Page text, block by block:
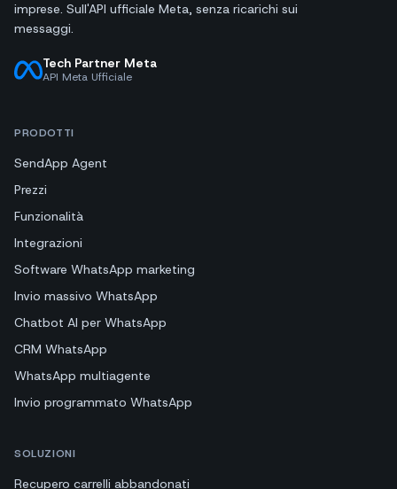
imprese. Sull'API ufficiale Meta, senza ricarichi sui
messaggi.
Tech Partner Meta
API Meta Ufficiale
PRODOTTI
SendApp Agent
Prezzi
Funzionalità
Integrazioni
Software WhatsApp marketing
Invio massivo WhatsApp
Chatbot AI per WhatsApp
CRM WhatsApp
WhatsApp multiagente
Invio programmato WhatsApp
SOLUZIONI
Recupero carrelli abbandonati